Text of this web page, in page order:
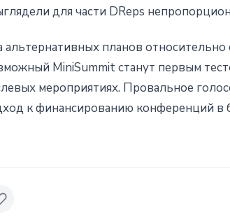
для части DReps
альтернативных планов
MiniSummit станут первым
мероприятиях. Провальное
к финансированию конференций в